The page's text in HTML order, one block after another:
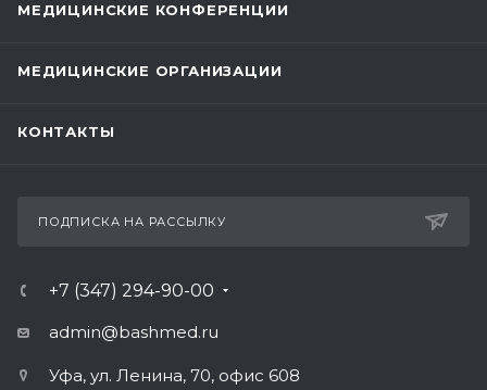
МЕДИЦИНСКИЕ КОНФЕРЕНЦИИ
МЕДИЦИНСКИЕ ОРГАНИЗАЦИИ
КОНТАКТЫ
ПОДПИСКА НА РАССЫЛКУ
+7 (347) 294-90-00
admin@bashmed.ru
Уфа, ул. Ленина, 70, офис 608